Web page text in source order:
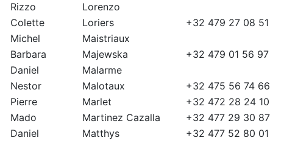
Rizzo
Lorenzo
Colette
Loriers
+32 479 27 08 51
Michel
Maistriaux
Barbara
Majewska
+32 479 01 56 97
Daniel
Malarme
Nestor
Malotaux
+32 475 56 74 66
Pierre
Marlet
+32 472 28 24 10
Mado
Martinez Cazalla
+32 477 29 30 87
Daniel
Matthys +32 477 52 80 01